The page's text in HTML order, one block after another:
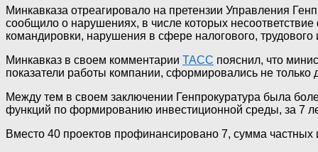
Минкавказа отреагировало на претензии Управления
сообщило о нарушениях, в числе которых
командировки, нарушения в сфере налогового, трудового
Минкавказ в своем комментарии ТАСС пояснил, что
показатели работы компании, сформировались не только
Между тем в своем заключении Генпрокуратура была
функций по формированию инвестиционной среды, за 7
Вместо 40 проектов профинансировано 7, сумма